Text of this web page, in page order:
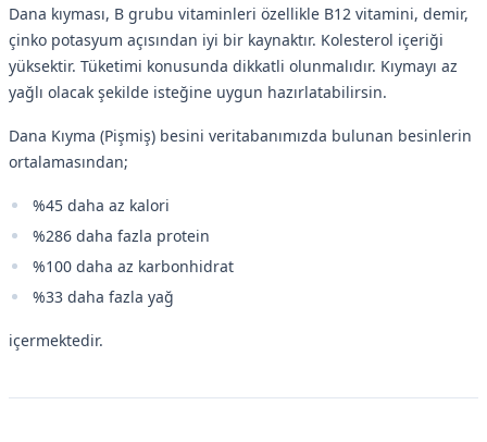
Dana kıyması, B grubu vitaminleri özellikle B12 vitamini, demir,
çinko potasyum açısından iyi bir kaynaktır. Kolesterol içeriği
yüksektir. Tüketimi konusunda dikkatli olunmalıdır. Kıymayı az
yağlı olacak şekilde isteğine uygun hazırlatabilirsin.
Dana Kıyma (Pişmiş) besini veritabanımızda bulunan besinlerin
ortalamasından;
%45 daha az kalori
%286 daha fazla protein
%100 daha az karbonhidrat
%33 daha fazla yağ
içermektedir.